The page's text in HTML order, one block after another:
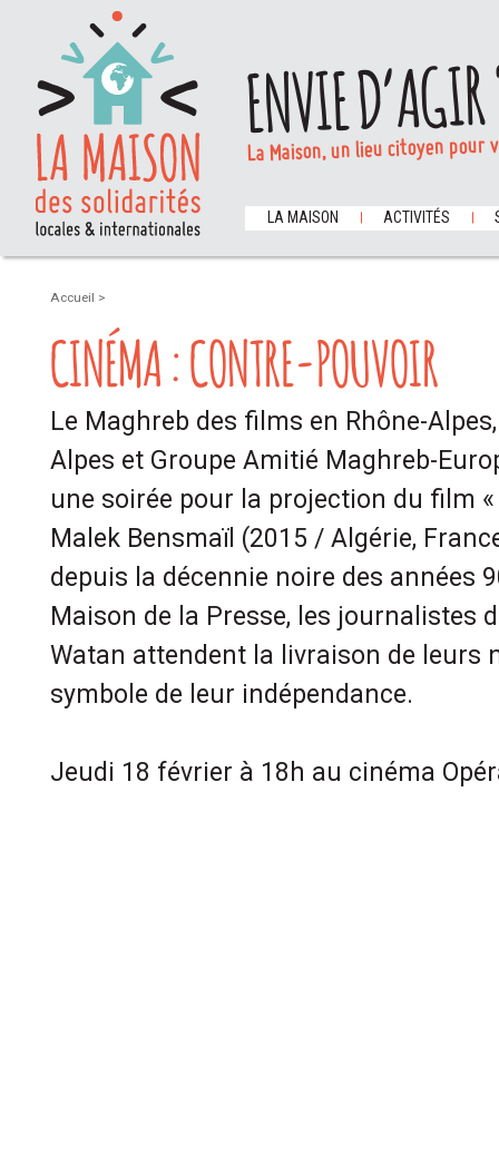
ENVIE
La Maison, un lieu citoyen
LA MAISON ACTIVITÉS
Accueil >
CINÉMA : CONTRE-POUVOIR
Le Maghreb des films en Rhône-
Alpes et Groupe Amitié Maghreb-
une soirée pour la projection du film
Malek Bensmaïl (2015 / Algérie,
depuis la décennie noire des années
Maison de la Presse, les journalistes
Watan attendent la livraison de leurs
symbole de leur indépendance.
Jeudi 18 février à 18h au cinéma